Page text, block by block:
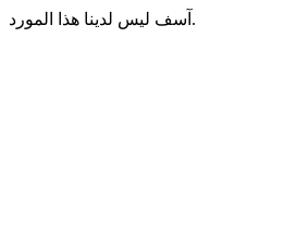
آسف ليس لدينا هذا المورد.